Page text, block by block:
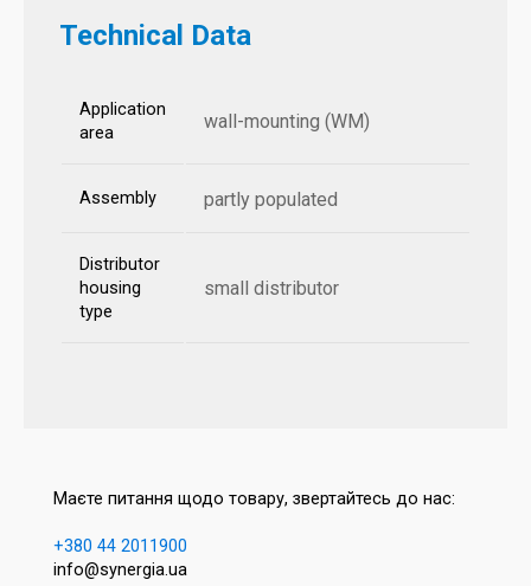
Technical Data
Application
area
wall-mounting (WM)
Assembly partly populated
Distributor
housing
type
small distributor
Маєте питання щодо товару, звертайтесь до нас:
+380 44 2011900
info@synergia.ua